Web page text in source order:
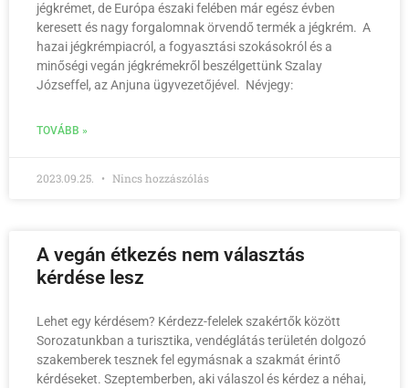
jégkrémet, de Európa északi felében már egész évben
keresett és nagy forgalomnak örvendő termék a jégkrém. A
hazai jégkrémpiacról, a fogyasztási szokásokról és a
minőségi vegán jégkrémekről beszélgettünk Szalay
Józseffel, az Anjuna ügyvezetőjével. Névjegy:
TOVÁBB »
2023.09.25. Nincs hozzászólás
A vegán étkezés nem választás
kérdése lesz
Lehet egy kérdésem? Kérdezz-felelek szakértők között
Sorozatunkban a turisztika, vendéglátás területén dolgozó
szakemberek tesznek fel egymásnak a szakmát érintő
kérdéseket. Szeptemberben, aki válaszol és kérdez a néhai,